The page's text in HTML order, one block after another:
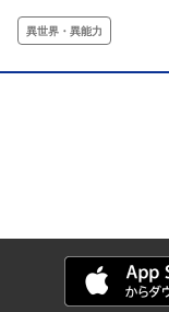
が、ここは何かが
「マホウ」なる意
世界を越境してし
異世界・異能力